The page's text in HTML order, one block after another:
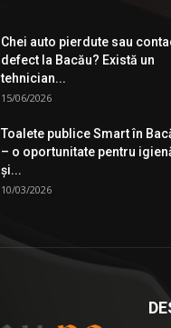
Chei auto pierdute sau
defect la Bacău? Există un
tehnician...
15/06/2026
Toalete publice Smart în
– o oportunitate pentru
şi...
10/03/2026